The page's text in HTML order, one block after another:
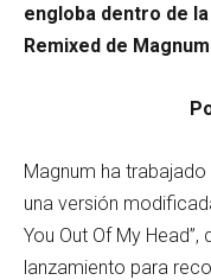
engloba dentro de
Remixed de
Magnum ha
una versión
You Out Of My
lanzamiento para